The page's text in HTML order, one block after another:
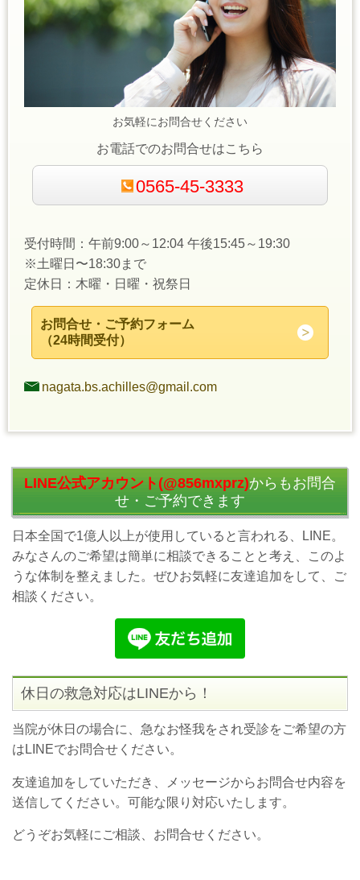
お気軽にお問合せください
お電話でのお問合せはこちら
0565-45-3333
受付時間：午前9:00～12:04 午後15:45～19:30
※土曜日〜18:30まで
定休日：木曜・日曜・祝祭日
お問合せ・ご予約フォーム
（24時間受付）
nagata.bs.achilles@gmail.com
LINE公式アカウント(@856mxprz)からもお問合
せ・ご予約できます
日本全国で1億人以上が使用していると言われる、LINE。
みなさんのご希望は簡単に相談できることと考え、このよ
うな体制を整えました。ぜひお気軽に友達追加をして、ご
相談ください。
休日の救急対応はLINEから！
当院が休日の場合に、急なお怪我をされ受診をご希望の方
はLINEでお問合せください。
友達追加をしていただき、メッセージからお問合せ内容を
送信してください。可能な限り対応いたします。
どうぞお気軽にご相談、お問合せください。